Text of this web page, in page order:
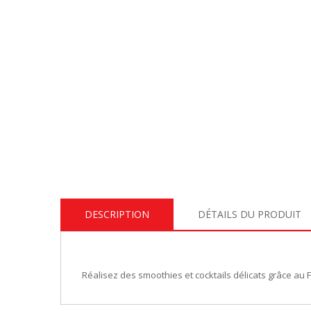
DESCRIPTION DÉTAILS DU PRODUIT
Réalisez des smoothies et cocktails délicats grâce au